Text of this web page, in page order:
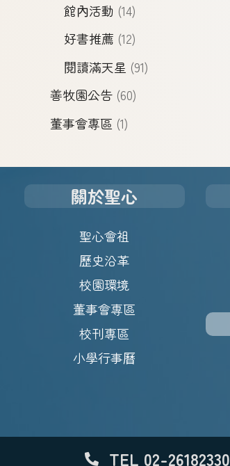
館內活動 (14)
好書推薦 (12)
閱讀滿天星 (91)
善牧園公告 (60)
董事會專區 (1)
關於聖心
聖心會祖
歷史沿革
校園環境
董事會專區
校刊專區
小學行事曆
TEL 02-26182330